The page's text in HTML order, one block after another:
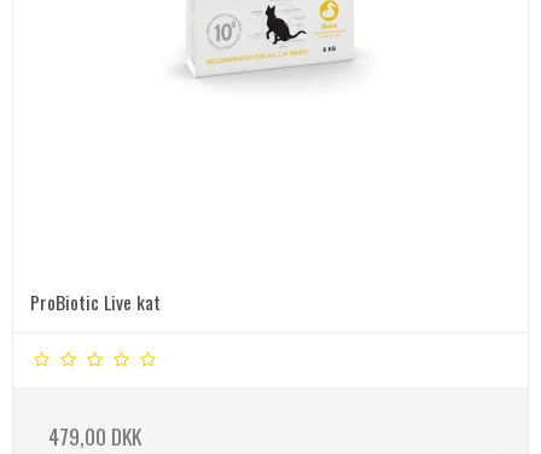
ProBiotic Live kat
479,00 DKK